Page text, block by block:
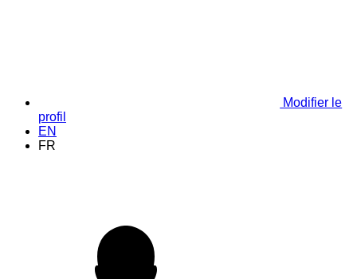
Modifier le
profil
EN
FR